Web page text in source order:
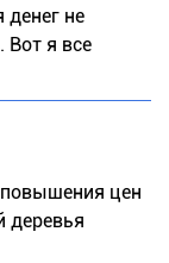
не
Вот я все
повышения цен
деревья